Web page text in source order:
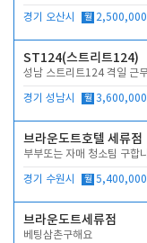
경기 오산시 월 2,500,000
ST124(스트리트124)
성남 스트리트124 격일 근
경기 성남시 월 3,600,000
브라운도트호텔 세류점
부부또는 자매 청소팀 구합
경기 수원시 월 5,400,000
브라운도트세류점
베팅삼촌구해요